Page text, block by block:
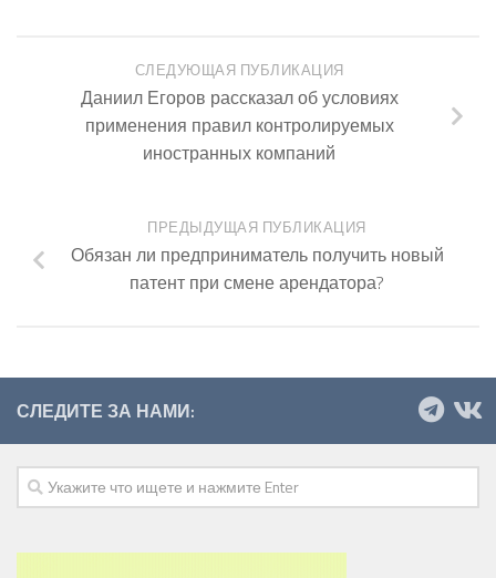
СЛЕДУЮЩАЯ ПУБЛИКАЦИЯ
Даниил Егоров рассказал об условиях
применения правил контролируемых
иностранных компаний
ПРЕДЫДУЩАЯ ПУБЛИКАЦИЯ
Обязан ли предприниматель получить новый
патент при смене арендатора?
СЛЕДИТЕ ЗА НАМИ: